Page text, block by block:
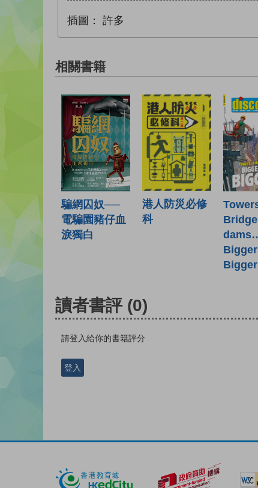
插圖： 許多
相關書籍
騙網囚奴──
電騙園豬仔血
淚獨白
港人防災必修
科
讀者書評 (0)
請登入給你的書籍評分
登入